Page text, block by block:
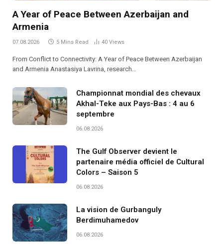
A Year of Peace Between Azerbaijan and
Armenia
07.08.2026 5 Mins Read 40 Views
From Conflict to Connectivity: A Year of Peace Between Azerbaijan
and Armenia Anastasiya Lavrina, research…
Championnat mondial des chevaux
Akhal-Teke aux Pays-Bas : 4 au 6
septembre
06.08.2026
The Gulf Observer devient le
partenaire média officiel de Cultural
Colors – Saison 5
06.08.2026
La vision de Gurbanguly
Berdimuhamedov
06.08.2026